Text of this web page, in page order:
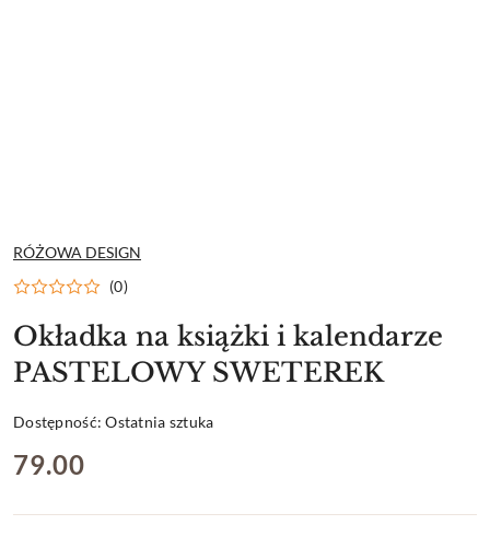
NAZWA
PRODUCENTA:
RÓŻOWA DESIGN
(0)
Okładka na książki i kalendarze
PASTELOWY SWETEREK
Dostępność:Ostatnia sztuka
cena:
79.00